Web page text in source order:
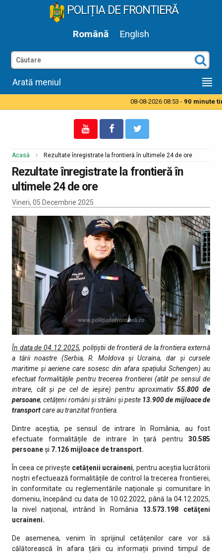
POLIȚIA DE FRONTIERĂ
Română English
Arată meniul
08-08-2026 08:53 -90 minute
Acasă Rezultate înregistrate la frontieră în ultimele 24 de ore
Rezultate înregistrate la frontieră în
ultimele 24 de ore
Vineri, 05 Decembrie 2025
În data de 04.12.2025, polițiștii de frontieră de la frontiera externă
a tării noastre (Serbia, R. Moldova și Ucraina, dar și cursele
maritime și aeriene care sosesc din afara spațiului Schengen) au
efectuat formalitățile pentru trecerea frontierei (atât pe sensul de
intrare, cât şi pe cel de ieşire) pentru aproximativ55.800de
persoane, cetățeni români și străini şi peste 13.900de mijloace de
transportcare au tranzitat fro­ntiera.
Dintre aceștia, pe sensul de intrare în România, au fost
efectuate formalitățile de intrare în țară pentru 30.585
persoaneși 7.126 mijloace de transport.
În ceea ce privește cetățenii ucraineni, pentru aceștia lucrătorii
noștri efectuează formalitățile de control la trecerea frontierei,
în conformitate cu reglementările naţionale şi comunitare în
domeniu, începând cu data de 10.02.2022, până la 04.12.2025,
la nivel naţional, intrând în România 13.573.198 cetăţeni
ucraineni.
De asemenea, venim în sprijinul cetățenilor care vor să
călătorească în afara țării cu informații privind timpul de